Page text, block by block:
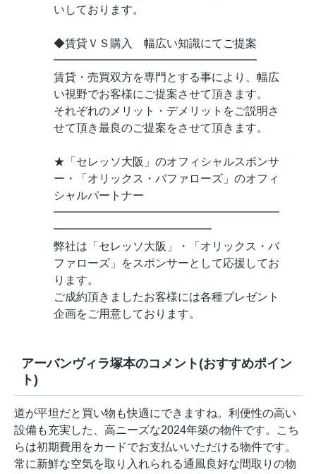
いしております。
◆賃貸ＶＳ購入 幅広い知識にてご提案
━━━━━━━━━━━━━━━━━━
賃貸・売買双方を専門とする事により、幅広
い視野でお客様にご提案させて頂きます。
それぞれのメリット・デメリットをご説明さ
せて頂き最良のご提案をさせて頂きます。
★「セレッソ大阪」のオフィシャルスポンサ
ー・「オリックス・バファローズ」のオフィ
シャルパートナー
━━━━━━━━━━━━━━━━━━━━
━━━━━━━━━━━━━━
弊社は「セレッソ大阪」・「オリックス・バ
ファローズ」をスポンサーとして応援してお
ります。
ご成約頂きましたお客様には各種プレゼント
企画をご用意しております。
アーバンヴィラ塚本のコメント(おすすめポイン
ト)
道が平坦だと買い物も快適にできますね。利便性の高い
設備も充実した、高ニーズな2024年築の物件です。こち
らは初期費用をカードでお支払いいただける物件です。
常に新鮮な空気を取り入れられる通風良好な間取りの物